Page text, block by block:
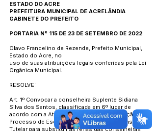
ESTADO DO ACRE
PREFEITURA MUNICIPAL DE ACRELÂNDIA
GABINETE DO PREFEITO
PORTARIA Nº 115 DE 23 DE SETEMBRO DE 2022
Olavo Francelino de Rezende, Prefeito Municipal,
Estado do Acre, no
uso de suas atribuições legais conferidas pela Lei
Orgânica Municipal.
RESOLVE:
Art. 1º Convocar a conselheira Suplente Sidiana
Silva dos Santos, classificada em 6º lugar de
acordo com a Ata Geral da Votação e Apuração do
Processo de Escolha dos Membros do Conselho
Tutelar para substituir as férias das conselheiras